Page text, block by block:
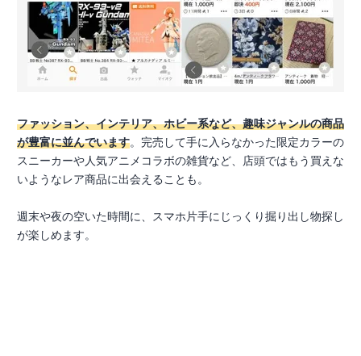
ファッション、インテリア、ホビー系など、趣味ジャンルの商品
が豊富に並んでいます。完売して手に入らなかった限定カラーの
スニーカーや人気アニメコラボの雑貨など、店頭ではもう買えな
いようなレア商品に出会えることも。
週末や夜の空いた時間に、スマホ片手にじっくり掘り出し物探し
が楽しめます。